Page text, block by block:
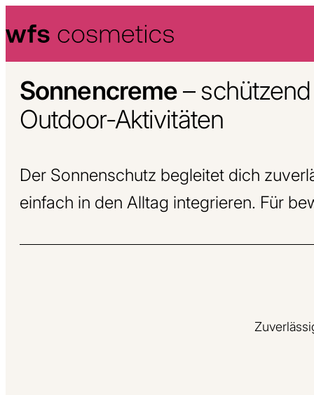
Sonnencreme–
Outdoor-Aktivitäten
Der Sonnenschutz begleitet dich
einfach in den Alltag integrieren. Für